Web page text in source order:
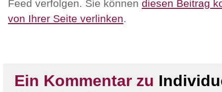
Feed verfolgen. Sie können diesen Beitrag
von Ihrer Seite verlinken.
Ein Kommentar zu